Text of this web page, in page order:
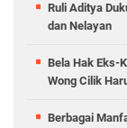
Ruli Aditya
dan Nelayan
Bela Hak Eks-
Wong Cilik
Berbagai